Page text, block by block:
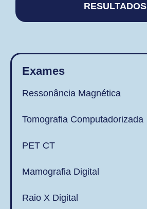
RESULTADOS
Exames
Ressonância Magnética
Tomografia Computadorizada
PET CT
Mamografia Digital
Raio X Digital